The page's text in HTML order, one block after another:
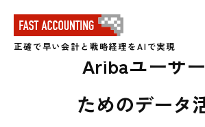
正確で早い会計と戦略経理をAIで実現
【配布資料】
Aribaユーザ
ためのデータ